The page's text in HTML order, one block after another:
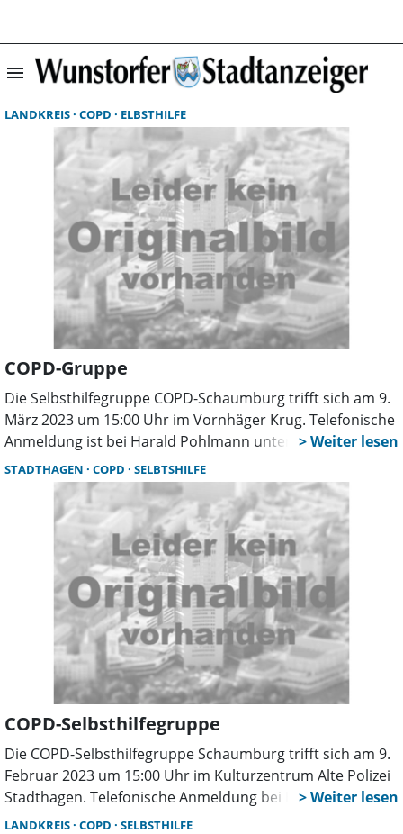
menu
LANDKREIS COPD ELBSTHILFE
COPD-Gruppe
Die Selbsthilfegruppe COPD-Schaumburg trifft sich am 9.
März 2023 um 15:00 Uhr im Vornhäger Krug. Telefonische
Anmeldung ist bei Harald Pohlmann unter 0174-3621000
erbeten.
STADTHAGEN COPD SELBTSHILFE
COPD-Selbsthilfegruppe
Die COPD-Selbsthilfegruppe Schaumburg trifft sich am 9.
Februar 2023 um 15:00 Uhr im Kulturzentrum Alte Polizei
Stadthagen. Telefonische Anmeldung bei Harald
Pohlmann unter 0174-3621000 erbeten.
LANDKREIS COPD SELBSTHILFE